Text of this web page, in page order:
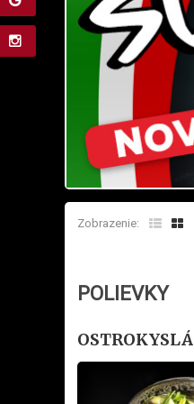
Zobrazenie:
POLIEVKY
OSTROKYSLÁ